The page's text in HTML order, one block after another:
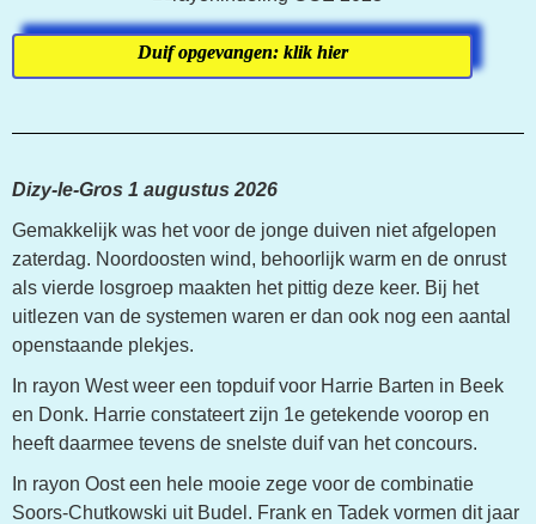
Duif opgevangen: klik hier
Dizy-le-Gros 1 augustus 2026
Gemakkelijk was het voor de jonge duiven niet afgelopen
zaterdag. Noordoosten wind, behoorlijk warm en de onrust
als vierde losgroep maakten het pittig deze keer. Bij het
uitlezen van de systemen waren er dan ook nog een aantal
openstaande plekjes.
In rayon West weer een topduif voor Harrie Barten in Beek
en Donk. Harrie constateert zijn 1e getekende voorop en
heeft daarmee tevens de snelste duif van het concours.
In rayon Oost een hele mooie zege voor de combinatie
Soors-Chutkowski uit Budel. Frank en Tadek vormen dit jaar